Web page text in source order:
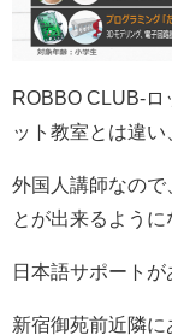
ROBBO CLUB-ロ
ット教室とは違い
外国人講師なので
とが出来るように
日本語サポート
新宿御苑前近隣